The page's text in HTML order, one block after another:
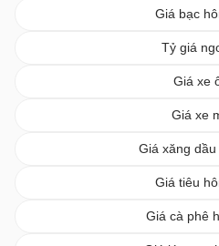
Giá bạc
Tỷ giá
Giá xe
Giá xe
Giá xăng
Giá tiêu
Giá cà phê